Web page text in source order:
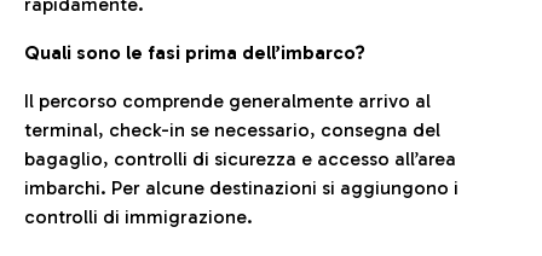
Quali sono le fasi prima dell’imbarco?
Il percorso comprende generalmente arrivo al
terminal, check-in se necessario, consegna del
bagaglio, controlli di sicurezza e accesso all’area
imbarchi. Per alcune destinazioni si aggiungono i
controlli di immigrazione.